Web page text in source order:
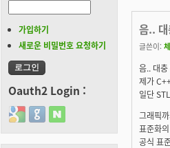
음.. 대
글쓴이:
음.. 대
제가
일단
그래픽
표준화
공식 표
가입하기
새로운 비밀번호 요청하기
Oauth2 Login :
Login with Google
Login with GitHub
Login with Naver